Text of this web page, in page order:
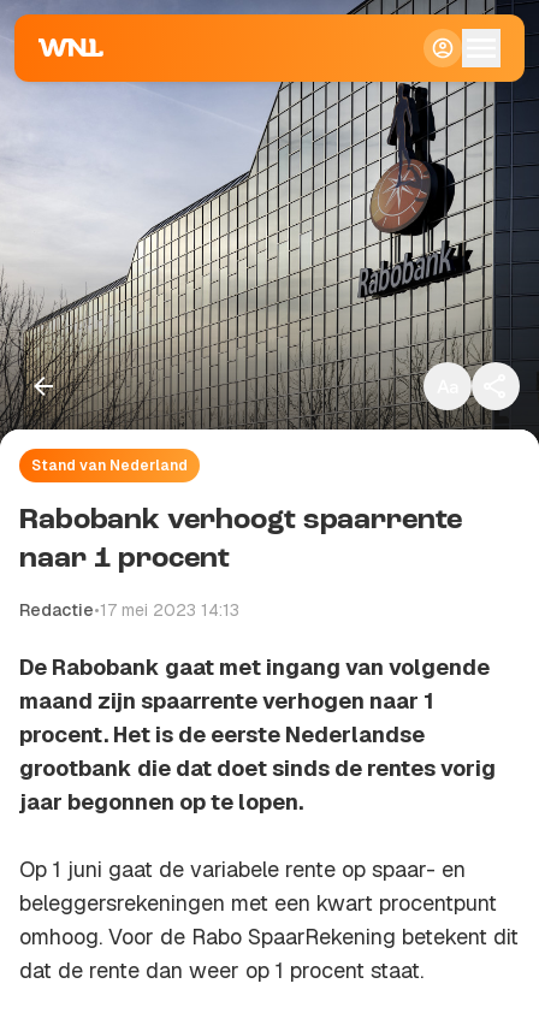
Klein
Standaard
Groot
Stand van Nederland
Rabobank verhoogt spaarrente
naar 1 procent
Redactie•17 mei 2023 14:13
De Rabobank gaat met ingang van volgende
maand zijn spaarrente verhogen naar 1
procent. Het is de eerste Nederlandse
grootbank die dat doet sinds de rentes vorig
jaar begonnen op te lopen.
Op 1 juni gaat de variabele rente op spaar- en
beleggersrekeningen met een kwart procentpunt
omhoog. Voor de Rabo SpaarRekening betekent dit
dat de rente dan weer op 1 procent staat.